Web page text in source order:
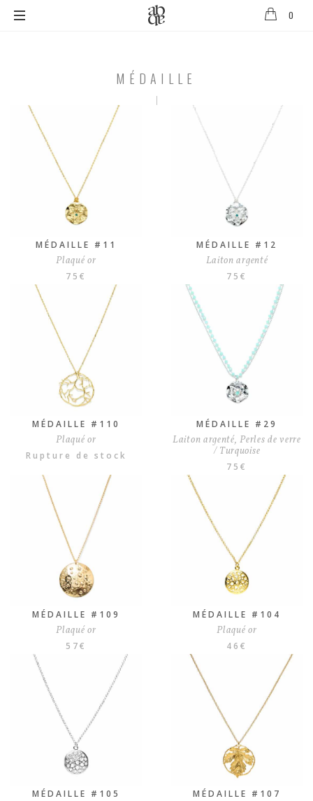
D'Anthenay
0
MÉDAILLE
MÉDAILLE #11
Plaqué or
75€
MÉDAILLE #12
Laiton argenté
75 €
MÉDAILLE #110
Plaqué or
Rupture de stock
MÉDAILLE #29
Laiton argenté, Perles de verre
/ Turquoise
75 €
MÉDAILLE #109
Plaqué or
57€
MÉDAILLE #104
Plaqué or
46 €
MÉDAILLE #105 MÉDAILLE #107